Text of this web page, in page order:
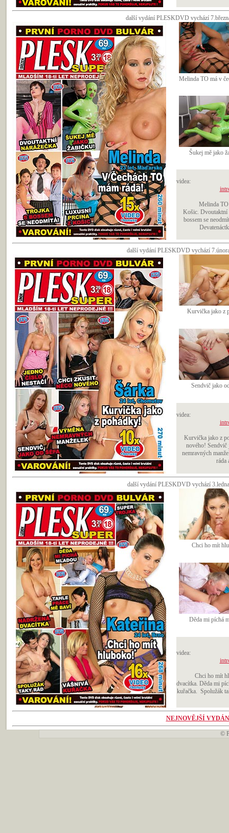
další vydání PLESKDVD vychází
Melinda TO má v
Šukej mě jako
videa:
Melinda TO
Košic. Dvoutaktní
bossem se
další vydání PLESKDVD vychází
Kurvička jako z
Sendvič jako
videa:
Kurvička jako z
nového! Sendvič
nemravných
ráda
další vydání PLESKDVD vychází
Chci ho mít
Děda mi píchá
videa:
Chci ho mít
dvacítka. Děda mi
kuřačka. Spolužák
NEJNOVĚJŠÍ
©